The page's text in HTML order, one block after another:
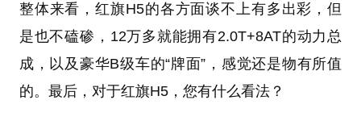
整体来看，红旗H5的各方面谈不上有多出彩，但
是也不磕碜，12万多就能拥有2.0T+8AT的动力总
成，以及豪华B级车的“牌面”，感觉还是物有所值
的。最后，对于红旗H5，您有什么看法？